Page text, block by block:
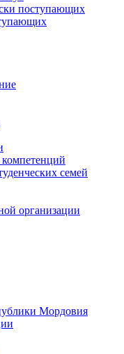
поступающих
семей
организации
Мордовия